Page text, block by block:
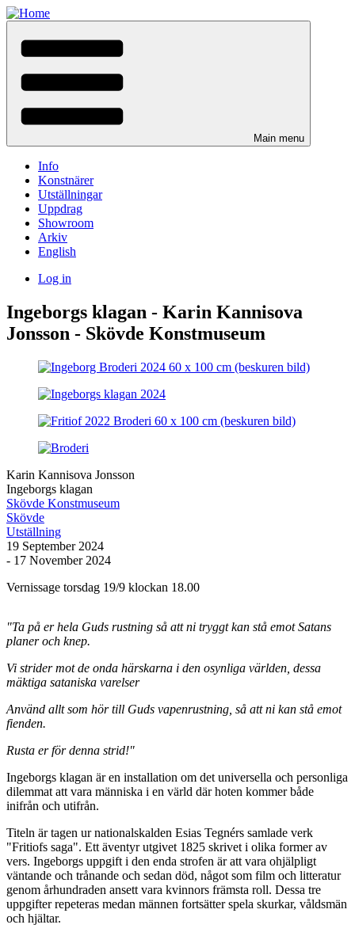
Skip
to
main
content
Main menu
Info
Konstnärer
Utställningar
Uppdrag
Showroom
Arkiv
English
menu
Log in
Ingeborgs klagan - Karin Kannisova
Jonsson - Skövde Konstmuseum
Karin Kannisova Jonsson
Ingeborgs klagan
Skövde Konstmuseum
Skövde
Utställning
19 September 2024
- 17 November 2024
Vernissage torsdag 19/9 klockan 18.00
"Ta på er hela Guds rustning så att ni tryggt kan stå emot Satans
planer och knep.
Vi strider mot de onda härskarna i den osynliga världen, dessa
mäktiga sataniska varelser
Använd allt som hör till Guds vapenrustning, så att ni kan stå emot
fienden.
Rusta er för denna strid!"
Ingeborgs klagan är en installation om det universella och personliga
dilemmat att vara människa i en värld där hoten kommer både
inifrån och utifrån.
Titeln är tagen ur nationalskalden Esias Tegnérs samlade verk
"Fritiofs saga". Ett äventyr utgivet 1825 skrivet i olika former av
vers. Ingeborgs uppgift i den enda strofen är att vara ohjälpligt
väntande och trånande och sedan död, något som film och litteratur
genom århundraden ansett vara kvinnors främsta roll. Dessa tre
uppgifter repeteras medan männen fortsätter spela skurkar, våldsmän
och hjältar.